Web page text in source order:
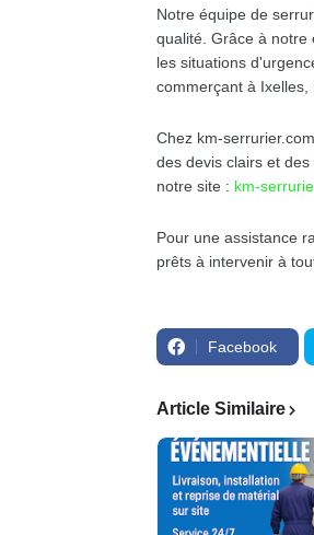
Notre équipe de
qualité. Grâce à notre
les situations
commerçant à Ixelles,
Chez km-
des devis clairs et
notre site : km-
Pour une assistance
prêts à intervenir à
Facebook
Article Similaire